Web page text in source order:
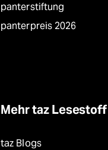
panterstiftung
panterpreis 2026
Mehr taz Lesestoff
taz Blogs